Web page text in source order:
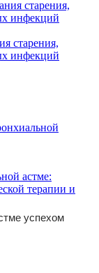
старения,
инфекций
rezyume/
астме:
терапии и
успехом